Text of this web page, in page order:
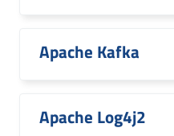
Apache Kafka
Apache Log4j2